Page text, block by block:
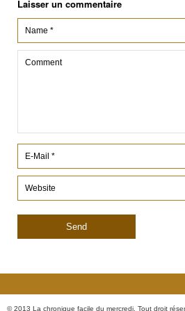
Laisser un commentaire
© 2013 La chronique facile du mercredi. Tout droit